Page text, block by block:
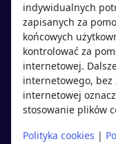
Kandydaci
Regulamin kandydata
Oferty pracy
Pracodawcy
Opinie o
indywidualnych
zapisanych za
końcowych
kontrolować za
internetowej.
internetowego,
internetowej
stosowanie plików
Polityka cookies |